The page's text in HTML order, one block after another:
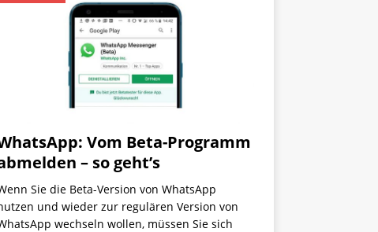
Vom Beta-Programm
– so geht’s
Sie die Beta-Version von WhatsApp
und wieder zur regulären Version von
wechseln wollen, müssen Sie sich